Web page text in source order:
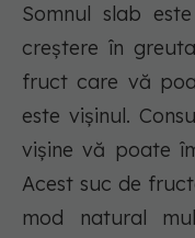
Somnul slab
creștere în
fruct care vă
este vișinul.
vișine vă poate
Acest suc de
mod natural